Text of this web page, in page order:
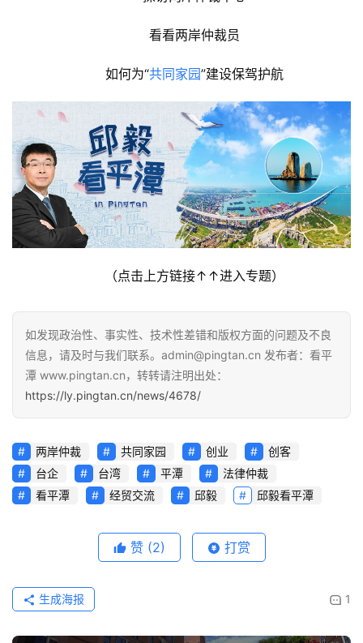
首
页
店
景
区
问
答
略
看
看看两岸仲裁员
如何为“共同家园”建设保驾护航
（点击上方链接↑↑进入专题）
如发现政治性、事实性、技术性差错和版权方面的问题及不良
信息，请及时与我们联系。admin@pingtan.cn 发布者：看平
潭 www.pingtan.cn，转转请注明出处：
https://ly.pingtan.cn/news/4678/
两岸仲裁 共同家园 创业
创客
台企
台湾 平潭
法律仲裁
看平潭
经贸交流 邱毅 邱毅看平潭
赞 (2) 打赏
1
生成海报